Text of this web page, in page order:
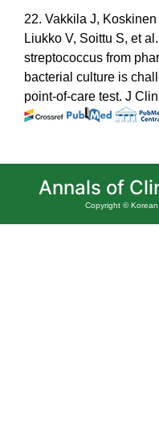
22. Vakkila J,
Liukko V, Soittu S, et
streptococcus from
bacterial culture is
point-of-care test. J
Annals of
Copyright © Korean